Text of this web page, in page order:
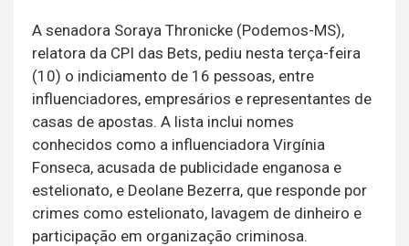
A senadora Soraya Thronicke (Podemos-MS),
relatora da CPI das Bets, pediu nesta terça-feira
(10) o indiciamento de 16 pessoas, entre
influenciadores, empresários e representantes de
casas de apostas. A lista inclui nomes
conhecidos como a influenciadora Virgínia
Fonseca, acusada de publicidade enganosa e
estelionato, e Deolane Bezerra, que responde por
crimes como estelionato, lavagem de dinheiro e
participação em organização criminosa.